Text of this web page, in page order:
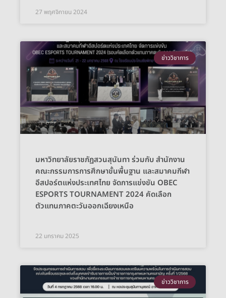
27 พฤศจิกายน 2024
ข่าววิชาการ
มหาวิทยาลัยราชภัฏสวนสุนันทา ร่วมกับ สำนักงาน
คณะกรรมการการศึกษาขั้นพื้นฐาน และสมาคมกีฬา
อีสปอร์ตแห่งประเทศไทย จัดการแข่งขัน OBEC
ESPORTS TOURNAMENT 2024 คัดเลือก
ตัวแทนภาคตะวันออกเฉียงเหนือ
22 มกราคม 2025
ข่าววิชาการ